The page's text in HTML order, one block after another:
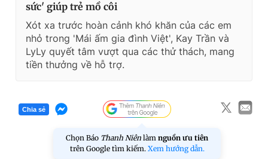
sức' giúp trẻ mồ côi
Xót xa trước hoàn cảnh khó khăn của các em
nhỏ trong 'Mái ấm gia đình Việt', Kay Trần và
LyLy quyết tâm vượt qua các thử thách, mang
tiền thưởng về hỗ trợ.
Chia sẻ
Chọn Báo Thanh Niên làm nguồn ưu tiên
trên Google tìm kiếm. Xem hướng dẫn.